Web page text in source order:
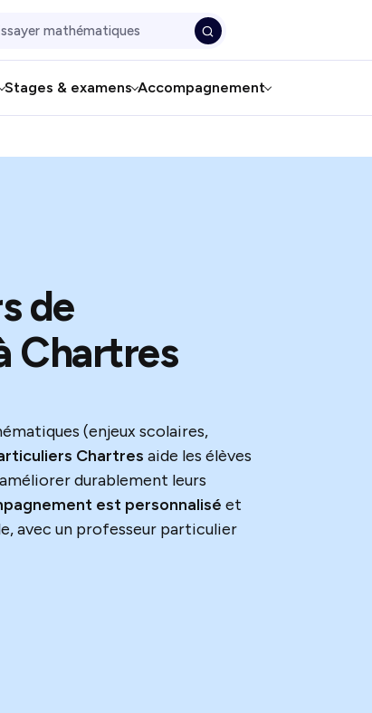
Stages & examens Accompagnement
de
Chartres
(enjeux scolaires,
Chartres aide les élèves
durablement leurs
est personnalisé et
avec un professeur particulier